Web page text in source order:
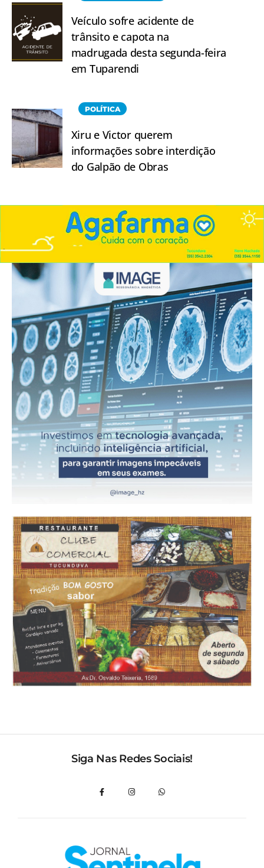
Veículo sofre acidente de
trânsito e capota na
madrugada desta segunda-feira
em Tuparendi
POLÍTICA
Xiru e Victor querem
informações sobre interdição
do Galpão de Obras
Siga Nas Redes Sociais!